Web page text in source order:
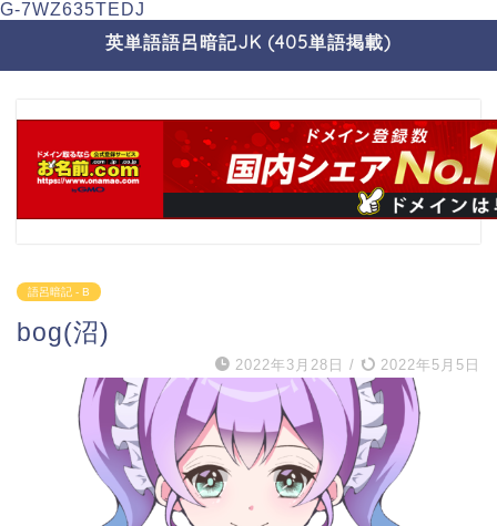
G-7WZ635TEDJ
英単語語呂暗記JK (405単語掲載)
語呂暗記 - B
bog(沼)
2022年3月28日 / 2022年5月5日